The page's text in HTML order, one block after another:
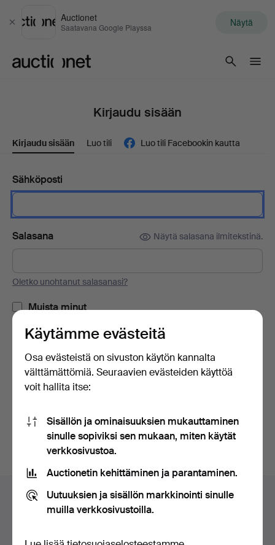
Sulje
Auctionet
Saatavana Google Playssa Näytä
Kirjaudu sisään
Kirjaudu sisään Luo tili Luo tili Facebookin kautta
Sähköposti
Salasana Näytä salasana ilmitekstinä.
Oletko unohtanut salasanasi?
Muista minut
tai kirjaudu Facebookiin täällä
Apua ja yhteystiedot
Ota yhteyttä tekniseen tukeen
Käytämme evästeitä
Osa evästeistä on sivuston käytön kannalta
välttämättömiä. Seuraavien evästeiden käyttöä
voit hallita itse:
Sisällön ja ominaisuuksien mukauttaminen
sinulle sopiviksi sen mukaan, miten käytät
verkkosivustoa.
Auctionetin kehittäminen ja parantaminen.
Uutuuksien ja sisällön markkinointi sinulle
muilla verkkosivustoilla.